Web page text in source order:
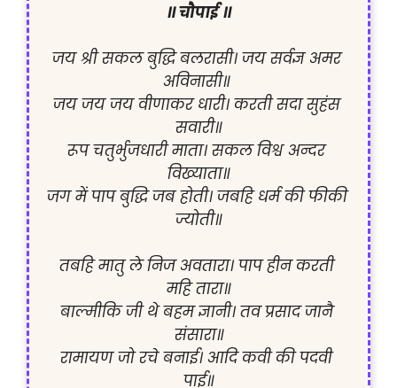
॥ चौपाई ॥
जय श्री सकल बुद्धि बलरासी। जय सर्वज्ञ अमर
अविनासी॥
जय जय जय वीणाकर धारी। करती सदा सुहंस
सवारी॥
रूप चतुर्भुजधारी माता। सकल विश्व अन्दर
विख्याता॥
जग में पाप बुद्धि जब होती। जबहि धर्म की फीकी
ज्योती॥
तबहि मातु ले निज अवतारा। पाप हीन करती
महि तारा॥
बाल्मीकि जी थे बहम ज्ञानी। तव प्रसाद जानै
संसारा॥
रामायण जो रचे बनाई। आदि कवी की पदवी
पाई॥